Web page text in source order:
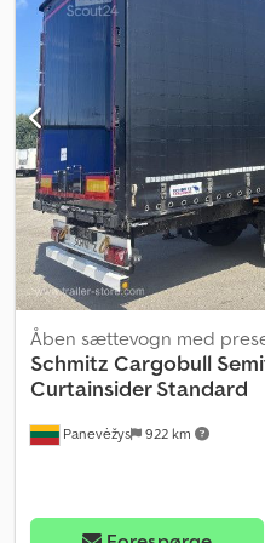
DIN EN 12642 (XL-kode),
2.700 mm, dækstørrelse: 385/65
aksel 1: , aksel 2: , aksel 3: ,
undervogn, elektronisk
(2 stk.), surringsøjer, chassiset er
polet og 2 x 7-polet stik,
Aa Uox Acdsk
Panevėžys 922 km
Åben sættevogn med
Schmitz Cargobull
Curtainsider Standard